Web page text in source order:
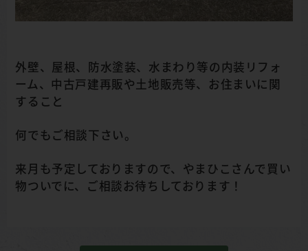
外壁、屋根、防水塗装、水まわり等の内装リフォ
ーム、中古戸建再販や土地販売等、お住まいに関
すること
何でもご相談下さい。
来月も予定しておりますので、やまひこさんで買い
物ついでに、ご相談お待ちしております！